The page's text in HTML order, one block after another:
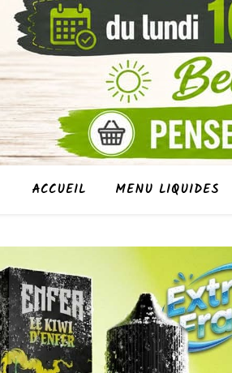
ACCUEIL MENU LIQUIDES